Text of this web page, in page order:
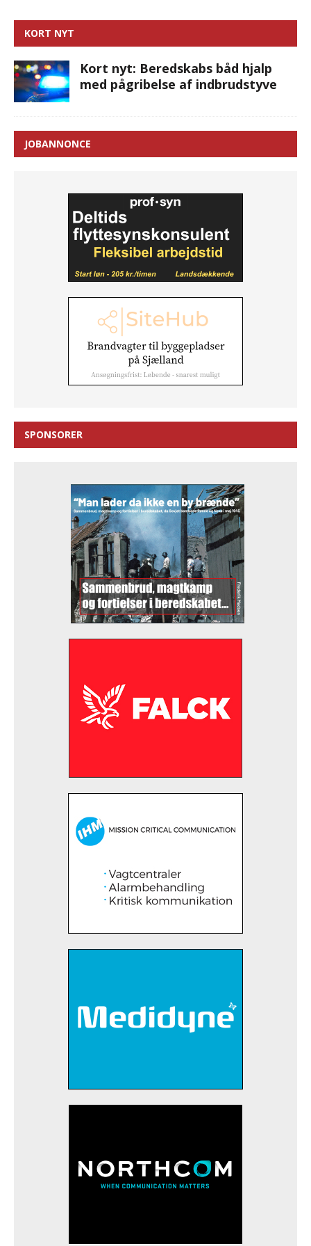
KORT NYT
Kort nyt: Beredskabs båd hjalp
med pågribelse af indbrudstyve
JOBANNONCE
SPONSORER